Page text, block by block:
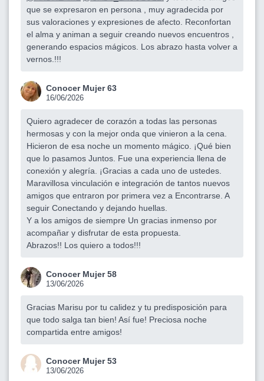
que se expresaron en persona , muy agradecida por
sus valoraciones y expresiones de afecto. Reconfortan
el alma y animan a seguir creando nuevos encuentros ,
generando espacios mágicos. Los abrazo hasta volver a
vernos.!!!
Conocer Mujer 63
16/06/2026
Quiero agradecer de corazón a todas las personas
hermosas y con la mejor onda que vinieron a la cena.
Hicieron de esa noche un momento mágico. ¡Qué bien
que lo pasamos Juntos. Fue una experiencia llena de
conexión y alegría. ¡Gracias a cada uno de ustedes.
Maravillosa vinculación e integración de tantos nuevos
amigos que entraron por primera vez a Encontrarse. A
seguir Conectando y dejando huellas.
Y a los amigos de siempre Un gracias inmenso por
acompañar y disfrutar de esta propuesta.
Abrazos!! Los quiero a todos!!!
Conocer Mujer 58
13/06/2026
Gracias Marisu por tu calidez y tu predisposición para
que todo salga tan bien! Así fue! Preciosa noche
compartida entre amigos!
Conocer Mujer 53
13/06/2026